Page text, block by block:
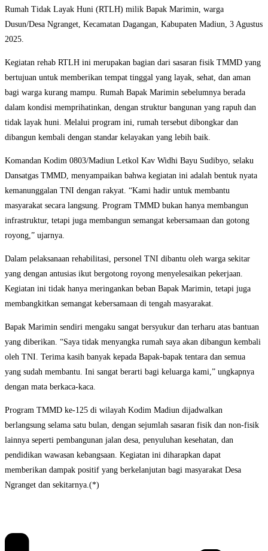
Rumah Tidak Layak Huni (RTLH) milik Bapak Marimin, warga
Dusun/Desa Ngranget, Kecamatan Dagangan, Kabupaten Madiun, 3 Agustus
2025.
Kegiatan rehab RTLH ini merupakan bagian dari sasaran fisik TMMD yang
bertujuan untuk memberikan tempat tinggal yang layak, sehat, dan aman
bagi warga kurang mampu. Rumah Bapak Marimin sebelumnya berada
dalam kondisi memprihatinkan, dengan struktur bangunan yang rapuh dan
tidak layak huni. Melalui program ini, rumah tersebut dibongkar dan
dibangun kembali dengan standar kelayakan yang lebih baik.
Komandan Kodim 0803/Madiun Letkol Kav Widhi Bayu Sudibyo, selaku
Dansatgas TMMD, menyampaikan bahwa kegiatan ini adalah bentuk nyata
kemanunggalan TNI dengan rakyat. “Kami hadir untuk membantu
masyarakat secara langsung. Program TMMD bukan hanya membangun
infrastruktur, tetapi juga membangun semangat kebersamaan dan gotong
royong,” ujarnya.
Dalam pelaksanaan rehabilitasi, personel TNI dibantu oleh warga sekitar
yang dengan antusias ikut bergotong royong menyelesaikan pekerjaan.
Kegiatan ini tidak hanya meringankan beban Bapak Marimin, tetapi juga
membangkitkan semangat kebersamaan di tengah masyarakat.
Bapak Marimin sendiri mengaku sangat bersyukur dan terharu atas bantuan
yang diberikan. “Saya tidak menyangka rumah saya akan dibangun kembali
oleh TNI. Terima kasih banyak kepada Bapak-bapak tentara dan semua
yang sudah membantu. Ini sangat berarti bagi keluarga kami,” ungkapnya
dengan mata berkaca-kaca.
Program TMMD ke-125 di wilayah Kodim Madiun dijadwalkan
berlangsung selama satu bulan, dengan sejumlah sasaran fisik dan non-fisik
lainnya seperti pembangunan jalan desa, penyuluhan kesehatan, dan
pendidikan wawasan kebangsaan. Kegiatan ini diharapkan dapat
memberikan dampak positif yang berkelanjutan bagi masyarakat Desa
Ngranget dan sekitarnya.(*)